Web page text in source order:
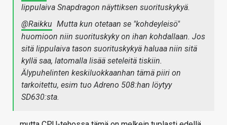
lippulaiva Snapdragon näyttiksen suorituskykyä.
@Raikku Mutta kun otetaan se "kohdeyleisö"
huomioon niin suorituskyky on ihan kohdallaan. Jos
sitä lippulaiva tason suorituskykyä haluaa niin sitä
kyllä saa, latomalla lisää seteleitä tiskiin.
Älypuhelinten keskiluokkaanhan tämä piiri on
tarkoitettu, esim tuo Adreno 508:han löytyy
SD630:sta.